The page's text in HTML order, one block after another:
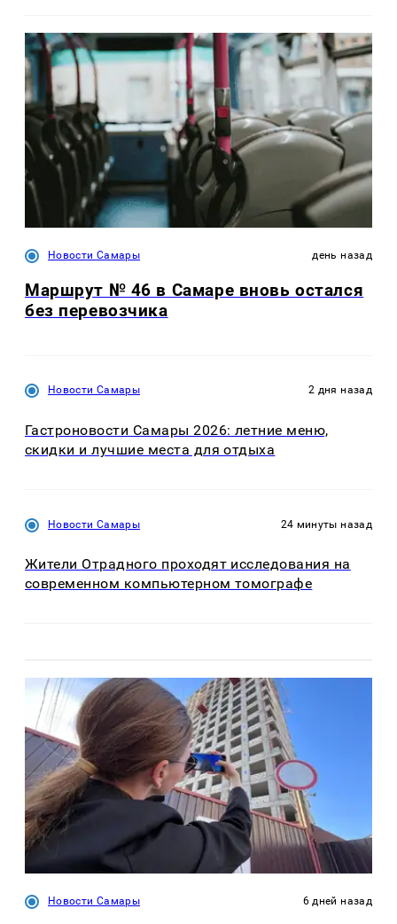
Новости Самары день назад
Маршрут № 46 в Самаре вновь остался
без перевозчика
Новости Самары 2 дня назад
Гастроновости Самары 2026: летние меню,
скидки и лучшие места для отдыха
Новости Самары 24 минуты назад
Жители Отрадного проходят исследования на
современном компьютерном томографе
Новости Самары 6 дней назад